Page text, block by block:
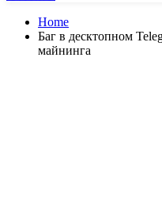
Home
Баг в десктопном
майнинга